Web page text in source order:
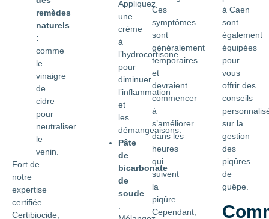
remèdes
naturels
:
comme
le
vinaigre
de
cidre
pour
neutraliser
le
venin.
Fort de
notre
expertise
certifiée
Certibiocide,
Appliquez
une
crème
à
l’hydrocortisone
pour
diminuer
l’inflammation
et
les
démangeaisons.
Pâte
de
bicarbonate
de
soude
:
Ces
symptômes
sont
généralement
temporaires
et
devraient
commencer
à
s’améliorer
dans les
heures
qui
suivent
la
piqûre.
Cependant,
à Caen
sont
également
équipées
pour
vous
offrir des
conseils
sur la
gestion
des
piqûres
de
guêpe.